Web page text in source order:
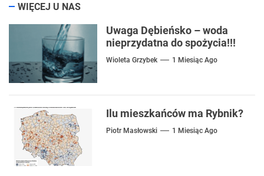
WIĘCEJ U NAS
Uwaga Dębieńsko – woda
nieprzydatna do spożycia!!!
Wioleta Grzybek 1 Miesiąc Ago
Ilu mieszkańców ma Rybnik?
Piotr Masłowski 1 Miesiąc Ago